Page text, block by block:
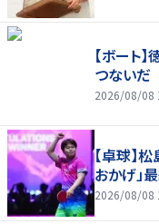
【ボート
つないだ
2026/08/08
【卓球】
おかげ」
2026/08/08